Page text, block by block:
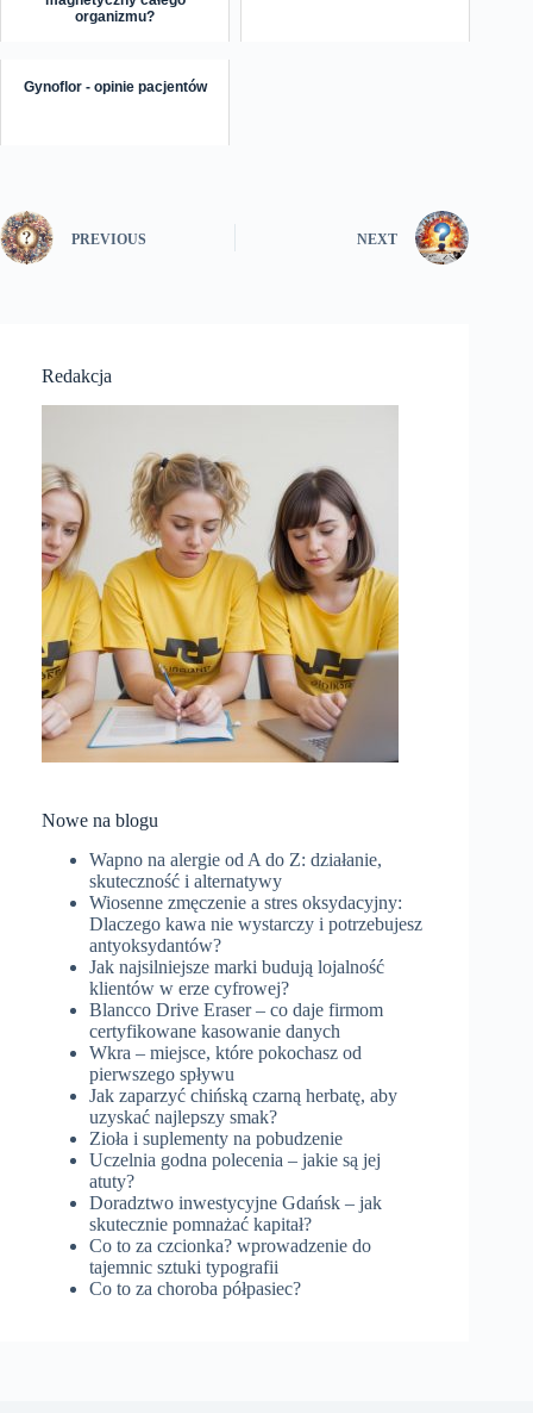
organizmu?
Gynoflor - opinie pacjentów
PREVIOUS NEXT
Redakcja
Nowe na blogu
Wapno na alergie od A do Z: działanie,
skuteczność i alternatywy
Wiosenne zmęczenie a stres oksydacyjny:
Dlaczego kawa nie wystarczy i potrzebujesz
antyoksydantów?
Jak najsilniejsze marki budują lojalność
klientów w erze cyfrowej?
Blancco Drive Eraser – co daje firmom
certyfikowane kasowanie danych
Wkra – miejsce, które pokochasz od
pierwszego spływu
Jak zaparzyć chińską czarną herbatę, aby
uzyskać najlepszy smak?
Zioła i suplementy na pobudzenie
Uczelnia godna polecenia – jakie są jej
atuty?
Doradztwo inwestycyjne Gdańsk – jak
skutecznie pomnażać kapitał?
Co to za czcionka? wprowadzenie do
tajemnic sztuki typografii
Co to za choroba półpasiec?